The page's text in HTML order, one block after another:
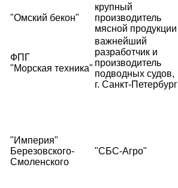
"Омский бекон"
крупный
производитель
мясной продукции
ФПГ
"Морская техника"
важнейший
разработчик и
производитель
подводных судов,
г. Санкт-Петербург
"Империя"
Березовского-
Смоленского
"СБС-Агро"